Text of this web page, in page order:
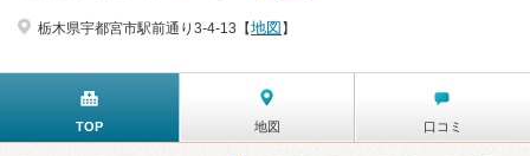
栃木県宇都宮市駅前通り3-4-13【地図 】
TOP 地図 口コミ